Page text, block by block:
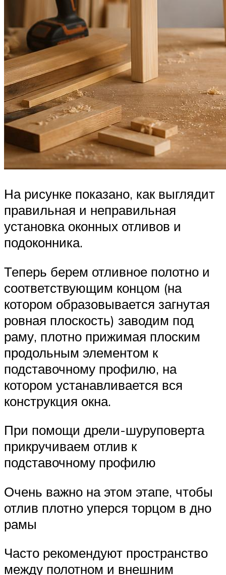
На рисунке показано, как выглядит
правильная и неправильная
установка оконных отливов и
подоконника.
Теперь берем отливное полотно и
соответствующим концом (на
котором образовывается загнутая
ровная плоскость) заводим под
раму, плотно прижимая плоским
продольным элементом к
подставочному профилю, на
котором устанавливается вся
конструкция окна.
При помощи дрели-шуруповерта
прикручиваем отлив к
подставочному профилю
Очень важно на этом этапе, чтобы
отлив плотно уперся торцом в дно
рамы
Часто рекомендуют пространство
между полотном и внешним